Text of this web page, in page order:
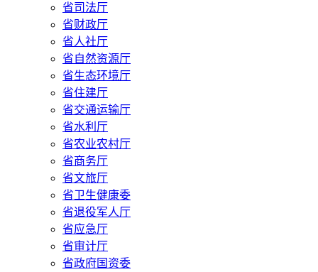
省司法厅
省财政厅
省人社厅
省自然资源厅
省生态环境厅
省住建厅
省交通运输厅
省水利厅
省农业农村厅
省商务厅
省文旅厅
省卫生健康委
省退役军人厅
省应急厅
省审计厅
省政府国资委